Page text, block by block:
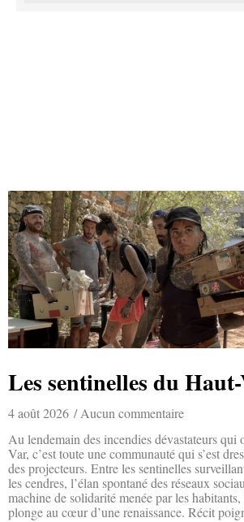
Les sentinelles du
4 août 2026
Aucun commentaire
Au lendemain des incendies dévastateurs qui
Var, c’est toute une communauté qui s’est
des projecteurs. Entre les sentinelles
les cendres, l’élan spontané des réseaux
machine de solidarité menée par les
plonge au cœur d’une renaissance. Récit